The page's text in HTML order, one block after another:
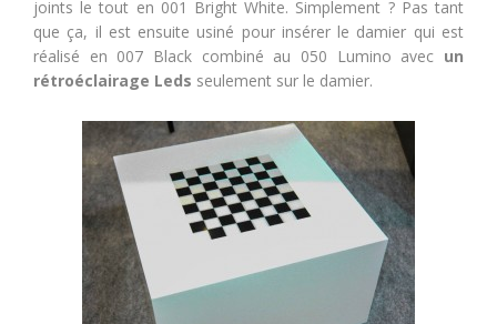
joints le tout en 001 Bright White. Simplement ? Pas tant
que ça, il est ensuite usiné pour insérer le damier qui est
réalisé en 007 Black combiné au 050 Lumino avec un
rétroéclairage Leds seulement sur le damier.